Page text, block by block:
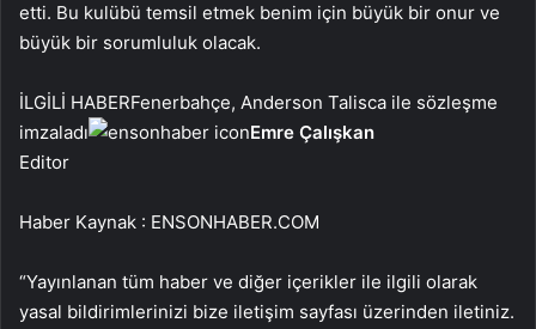
etti. Bu kulübü temsil etmek benim için büyük bir onur ve
büyük bir sorumluluk olacak.
İLGİLİ HABERFenerbahçe, Anderson Talisca ile sözleşme
imzaladı
Emre Çalışkan
Editor
Haber Kaynak : ENSONHABER.COM
“Yayınlanan tüm haber ve diğer içerikler ile ilgili olarak
yasal bildirimlerinizi bize iletişim sayfası üzerinden iletiniz.